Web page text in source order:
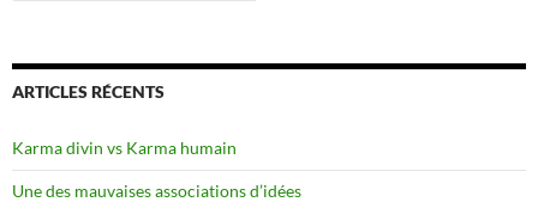
ARTICLES RÉCENTS
Karma divin vs Karma humain
Une des mauvaises associations d’idées